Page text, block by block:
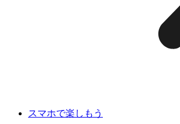
スマホで楽しもう